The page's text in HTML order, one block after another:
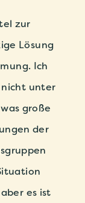
zur
Lösung
Ich
nicht unter
große
der
es ist